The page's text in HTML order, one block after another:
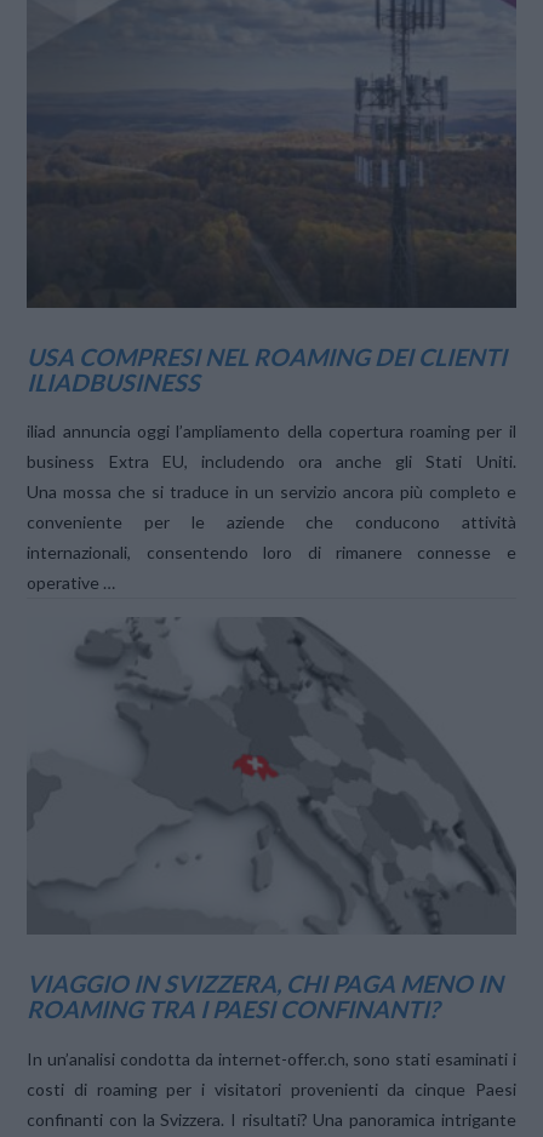
VIEW POST
USA COMPRESI NEL ROAMING DEI CLIENTI
ILIADBUSINESS
iliad annuncia oggi l’ampliamento della copertura roaming per il
business Extra EU, includendo ora anche gli Stati Uniti.
Una mossa che si traduce in un servizio ancora più completo e
conveniente per le aziende che conducono attività
internazionali, consentendo loro di rimanere connesse e
operative …
VIAGGIO IN SVIZZERA, CHI PAGA MENO IN
ROAMING TRA I PAESI CONFINANTI?
In un’analisi condotta da internet-offer.ch, sono stati esaminati i
costi di roaming per i visitatori provenienti da cinque Paesi
confinanti con la Svizzera. I risultati? Una panoramica intrigante